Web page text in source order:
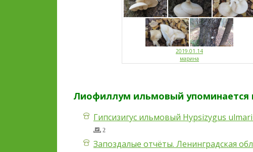
2019.01.14
марина
Лиофиллум ильмовый упоминается
Гипсизигус ильмовый Hypsizygus
2
Запоздалые отчёты. Ленинградская